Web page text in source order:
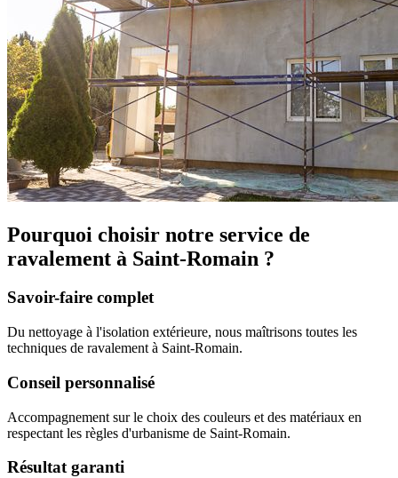
Pourquoi choisir notre service de
ravalement à Saint-Romain ?
Savoir-faire complet
Du nettoyage à l'isolation extérieure, nous maîtrisons toutes les
techniques de ravalement à Saint-Romain.
Conseil personnalisé
Accompagnement sur le choix des couleurs et des matériaux en
respectant les règles d'urbanisme de Saint-Romain.
Résultat garanti